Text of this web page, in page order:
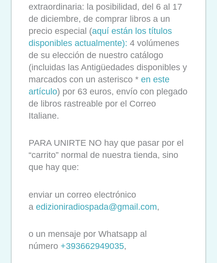
extraordinaria: la posibilidad, del 6 al 17
de diciembre, de comprar libros a un
precio especial (aquí están los títulos
disponibles actualmente): 4 volúmenes
de su elección de nuestro catálogo
(incluidas las Antigüedades disponibles y
marcados con un asterisco * en este
artículo) por 63 euros, envío con plegado
de libros rastreable por el Correo
Italiane.
PARA UNIRTE NO hay que pasar por el
“carrito” normal de nuestra tienda, sino
que hay que:
enviar un correo electrónico
a edizioniradiospada@gmail.com,
o un mensaje por Whatsapp al
número +393662949035,